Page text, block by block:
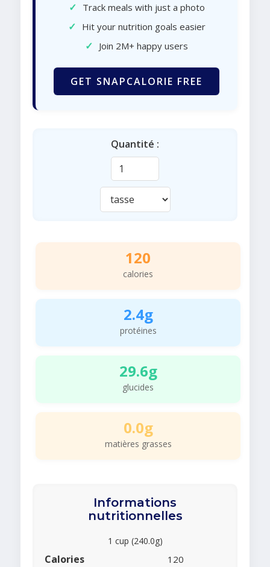
✓ Track meals with just a photo
✓ Hit your nutrition goals easier
✓ Join 2M+ happy users
GET SNAPCALORIE FREE
Quantité :
120
calories
2.4g
protéines
29.6g
glucides
0.0g
matières grasses
Informations
nutritionnelles
1 cup (240.0g)
Calories 120